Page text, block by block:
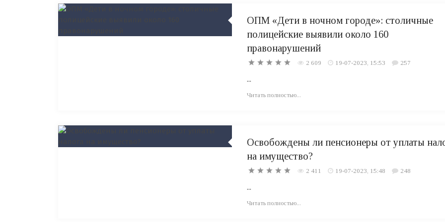
ОПМ «Дети в ночном городе»: столичные
полицейские выявили около 160
правонарушений
2 609 19-07-2023, 15:53 257
...
Читать полностью...
Освобождены ли пенсионеры от уплаты
на имущество?
2 411 19-07-2023, 15:48 248
...
Читать полностью...